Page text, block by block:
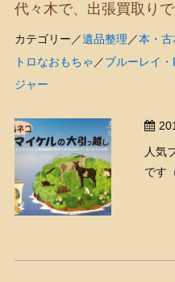
代々木で、出張買取りで
カテゴリー／遺品整理／本・
トロなおもちゃ／ブルーレイ
ジャー
人気
です
たち
んが